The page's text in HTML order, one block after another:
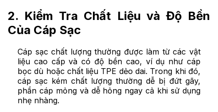
2. Kiểm Tra Chất Liệu và Độ Bền
Của Cáp Sạc
Cáp sạc chất lượng thường được làm từ các vật
liệu cao cấp và có độ bền cao, ví dụ như cáp
bọc dù hoặc chất liệu TPE dẻo dai. Trong khi đó,
cáp sạc kém chất lượng thường dễ bị đứt gãy,
phần cáp mỏng và dễ hỏng ngay cả khi sử dụng
nhẹ nhàng.